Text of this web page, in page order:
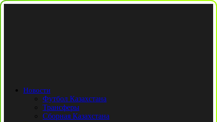
Новости
Футбол Казахстана
Трансферы
Сборная Казахстана